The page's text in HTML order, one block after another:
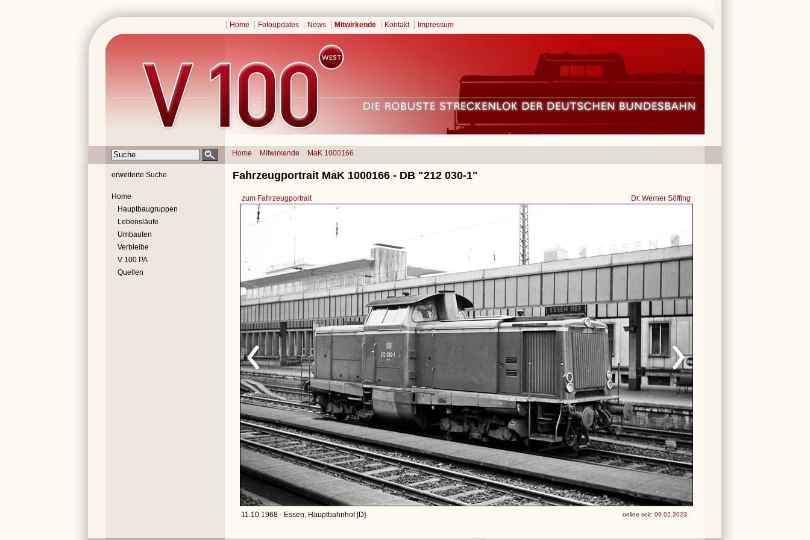
Home Fotoupdates News Mitwirkende Kontakt Impressum
Home Mitwirkende MaK 1000166
erweiterte Suche
Home
Hauptbaugruppen
Lebensläufe
Umbauten
Verbleibe
V 100 PA
Quellen
Fahrzeugportrait MaK 1000166 - DB "212 030-1"
zum Fahrzeugportrait Dr. Werner Söffing
11.10.1968 - Essen, Hauptbahnhof [D] online seit: 09.02.2023